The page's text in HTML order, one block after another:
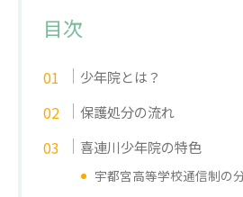
目次
少年院とは？
保護処分の流れ
喜連川少年院の特色
宇都宮高等学校通信制の